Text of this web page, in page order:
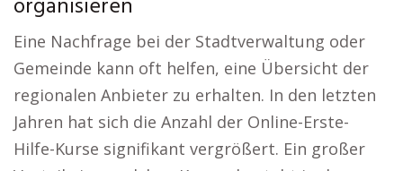
organisieren
Eine Nachfrage bei der Stadtverwaltung oder
Gemeinde kann oft helfen, eine Übersicht der
regionalen Anbieter zu erhalten. In den letzten
Jahren hat sich die Anzahl der Online-Erste-
Hilfe-Kurse signifikant vergrößert. Ein großer